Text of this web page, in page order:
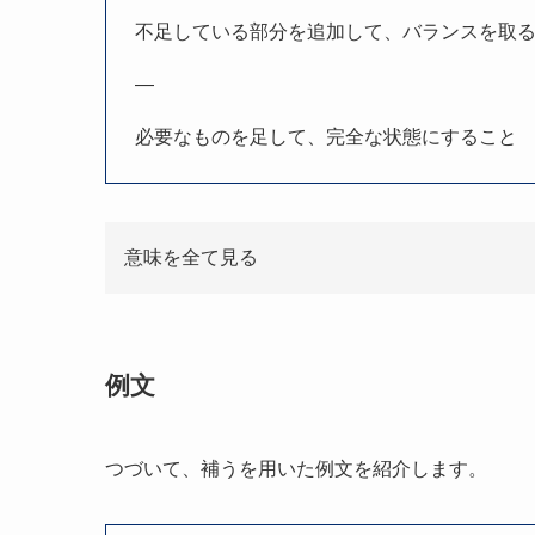
不足している部分を追加して、バランスを取
—
必要なものを足して、完全な状態にすること
意味を全て見る
例文
つづいて、補うを用いた例文を紹介します。